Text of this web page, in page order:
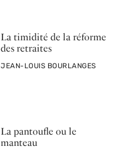
La timidité de la réforme
des retraites
PAR
JEAN-LOUIS BOURLANGES
La pantoufle ou le
manteau